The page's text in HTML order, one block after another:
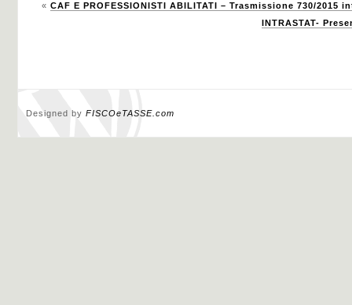
« CAF E PROFESSIONISTI ABILITATI – Trasmissione 730/2015
INTRASTAT-
Designed by FISCOeTASSE.com